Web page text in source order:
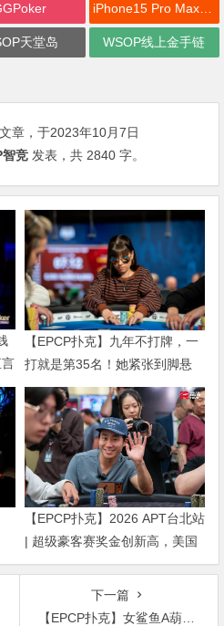
iPhone15 Pro Max无限量赠送
天堂岛 WSOP线上金手链
章，于2023年10月7日
智竞 发表，共 2840 字。
【EPCP扑克】九年不打牌，一
打就是第35名！她紧张到脚悬
空，但全世界以为她很淡定
【EPCP扑克】2026 APT台北站
| 超级豪客赛奖金创新高，美国
选手Ethan “Rampage” Yau领跑
下一篇
【EPCP扑克】女鲨鱼A葫芦撞四条出局的史诗级冤家牌，没能弃掉第二坚果牌恰恰证明了她有多牛Ber